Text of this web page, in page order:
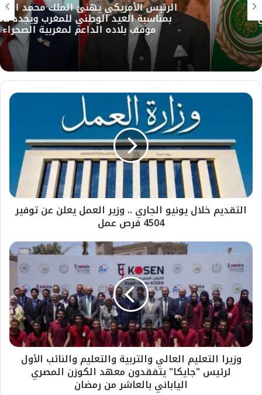
الرئيس الأمريكي يهنئ الملك محمد السادس
بمناسبة العيد الوطني للمغرب ويجدد تأكيد
موقف بلاده الداعم لمغربية الصحراء
التقديم خلال يونيو الجاري .. وزير العمل يعلن عن توفير
4504 فرص عمل
وزيرا التعليم العالي والتربية والتعليم والنائب الأول
لرئيس "جايكا" يتفقدون معهد الكوزن المصري
الياباني بالعاشر من رمضان